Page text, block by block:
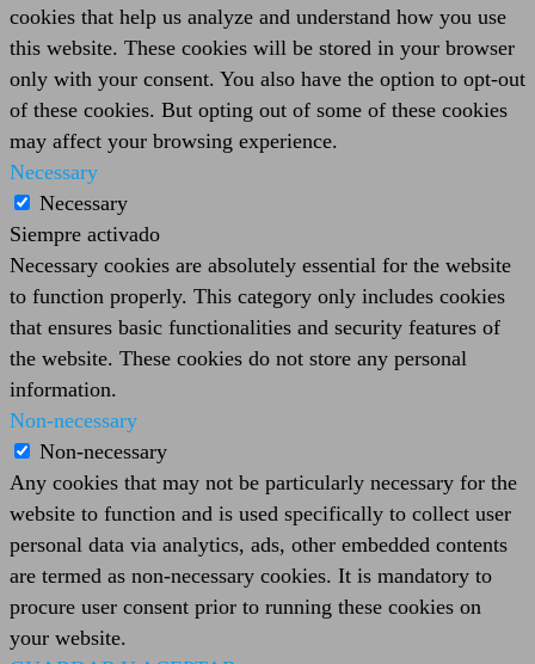
cookies that help us analyze and understand how you use
this website. These cookies will be stored in your browser
only with your consent. You also have the option to opt-out
of these cookies. But opting out of some of these cookies
may affect your browsing experience.
Necessary
Necessary
Siempre activado
Necessary cookies are absolutely essential for the website
to function properly. This category only includes cookies
that ensures basic functionalities and security features of
the website. These cookies do not store any personal
information.
Non-necessary
Non-necessary
Any cookies that may not be particularly necessary for the
website to function and is used specifically to collect user
personal data via analytics, ads, other embedded contents
are termed as non-necessary cookies. It is mandatory to
procure user consent prior to running these cookies on
your website.